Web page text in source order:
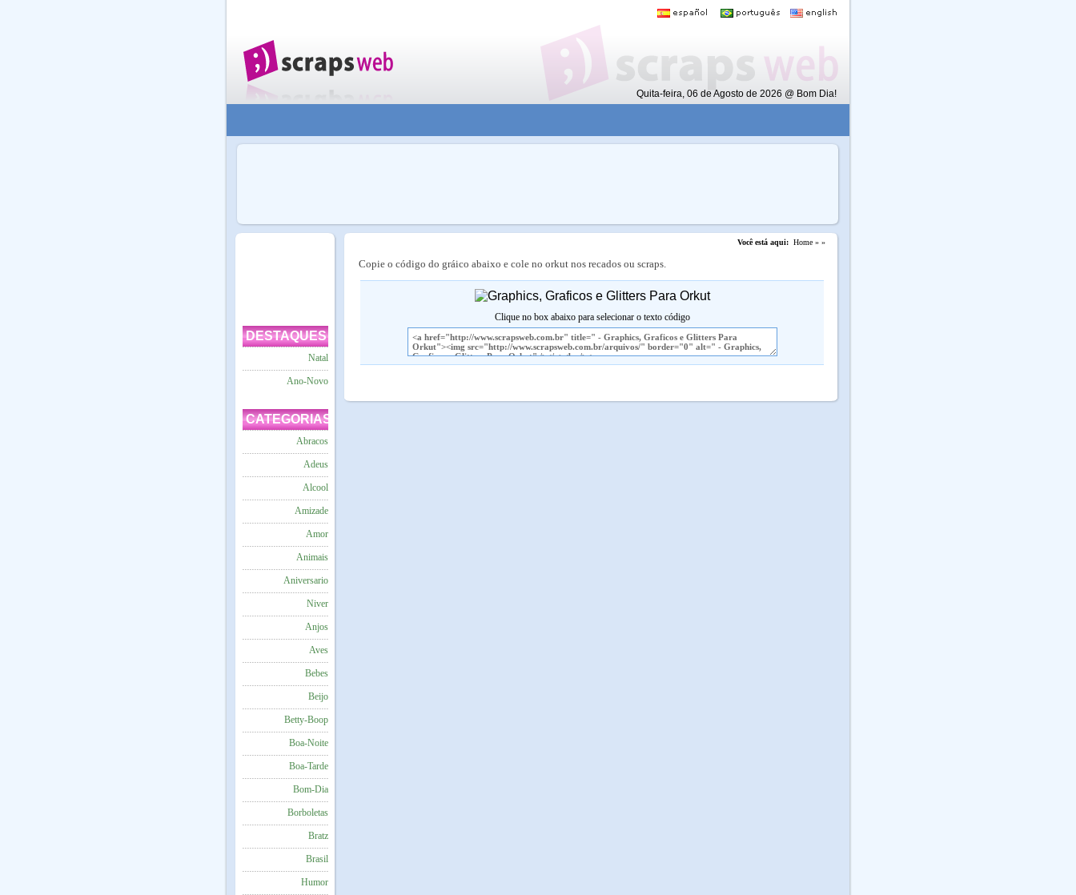
Quita-feira, 06 de Agosto de 2026 @ Bom Dia!
DESTAQUES
Natal
Ano-Novo
CATEGORIAS
Abracos
Adeus
Alcool
Amizade
Amor
Animais
Aniversario
Niver
Anjos
Aves
Bebes
Beijo
Betty-Boop
Boa-Noite
Boa-Tarde
Bom-Dia
Borboletas
Bratz
Brasil
Humor
Você está aqui: Home » »
Copie o código do gráico abaixo e cole no orkut nos recados ou scraps.
Clique no box abaixo para selecionar o texto código